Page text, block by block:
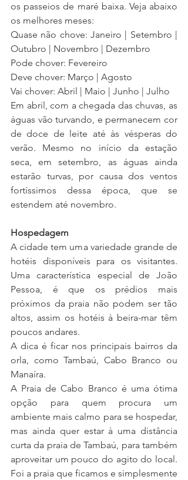
os passeios de maré baixa. Veja abaixo
os melhores meses:
Quase não chove: Janeiro | Setembro |
Outubro | Novembro | Dezembro
Pode chover: Fevereiro
Deve chover: Março | Agosto
Vai chover: Abril | Maio | Junho | Julho
Em abril, com a chegada das chuvas, as
águas vão turvando, e permanecem cor
de doce de leite até às vésperas do
verão. Mesmo no início da estação
seca, em setembro, as águas ainda
estarão turvas, por causa dos ventos
fortíssimos dessa época, que se
estendem até novembro.
Hospedagem
A cidade tem uma variedade grande de
hotéis disponíveis para os visitantes.
Uma característica especial de João
Pessoa, é que os prédios mais
próximos da praia não podem ser tão
altos, assim os hotéis à beira-mar têm
poucos andares.
A dica é ficar nos principais bairros da
orla, como Tambaú, Cabo Branco ou
Manaíra.
A Praia de Cabo Branco é uma ótima
opção para quem procura um
ambiente mais calmo para se hospedar,
mas ainda quer estar à uma distância
curta da praia de Tambaú, para também
aproveitar um pouco do agito do local.
Foi a praia que ficamos e simplesmente